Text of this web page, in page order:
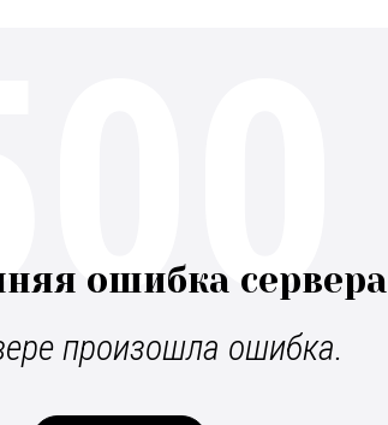
ошибка сервера
произошла ошибка.